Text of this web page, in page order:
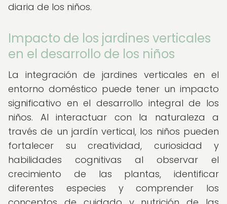
diaria de los niños.
Impacto de los jardines verticales
en el desarrollo de los niños
La integración de jardines verticales en el
entorno doméstico puede tener un impacto
significativo en el desarrollo integral de los
niños. Al interactuar con la naturaleza a
través de un jardín vertical, los niños pueden
fortalecer su creatividad, curiosidad y
habilidades cognitivas al observar el
crecimiento de las plantas, identificar
diferentes especies y comprender los